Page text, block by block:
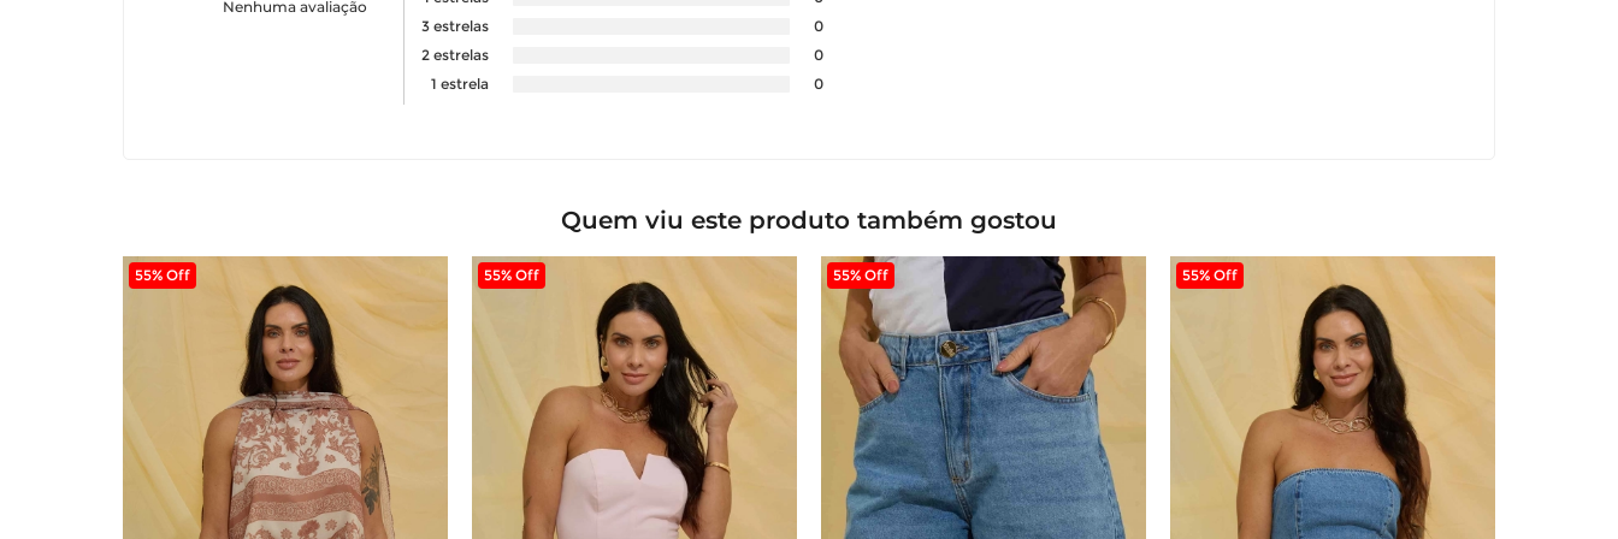
Nenhuma avaliação
3 estrelas
0
2 estrelas
0
1 estrela
0
Quem viu este produto também gostou
55% Off 55% Off 55% Off 55% Off